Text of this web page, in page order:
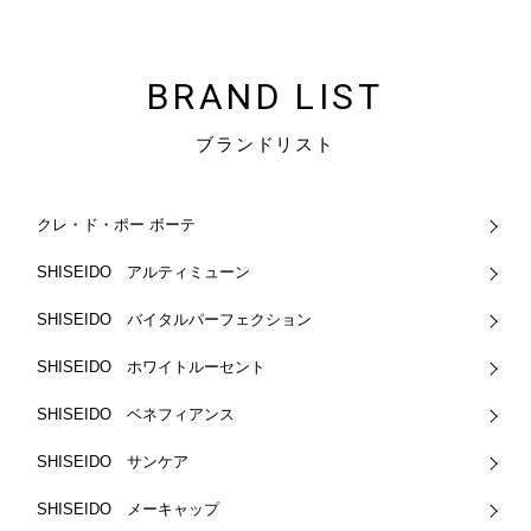
BRAND LIST
ブランドリスト
クレ・ド・ポー ボーテ
SHISEIDO アルティミューン
SHISEIDO バイタルパーフェクション
SHISEIDO ホワイトルーセント
SHISEIDO ベネフィアンス
SHISEIDO サンケア
SHISEIDO メーキャップ